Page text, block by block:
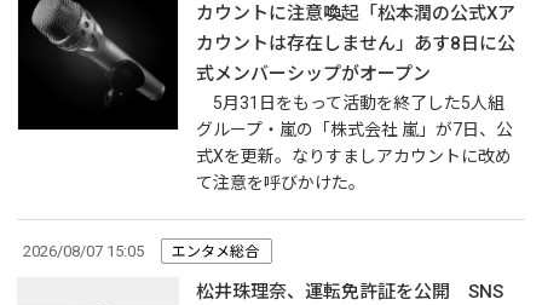
カウントに注意喚起「松本潤の公式Xア
カウントは存在しません」あす8日に公
式メンバーシップがオープン
5月31日をもって活動を終了した5人組
グループ・嵐の「株式会社 嵐」が7日、公
式Xを更新。なりすましアカウントに改め
て注意を呼びかけた。
2026/08/07 15:05 エンタメ総合
松井珠理奈、運転免許証を公開 SNS